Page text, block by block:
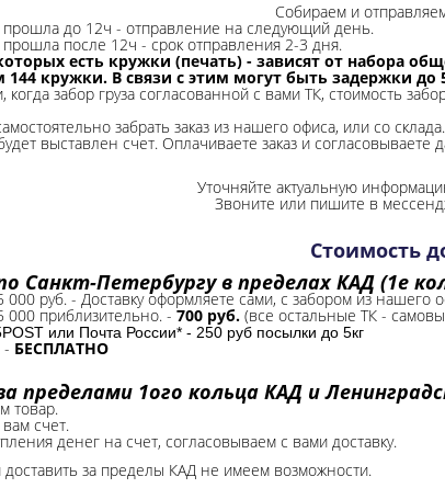
Собираем и
прошла до 12ч - отправление на следующий день.
прошла после 12ч - срок отправления 2-3 дня.
есть кружки (печать) - зависят от набора
144 кружки. В связи с этим могут быть задержки до
когда забор груза согласованной с вами ТК, стоимость
забрать заказ из нашего офиса, или со склада.
выставлен счет. Оплачиваете заказ и согласовываете
Уточняйте актуальную
Звоните или пишите в
Стоимость
Санкт-Петербургу в пределах КАД (1е
000 руб. - Доставку оформляете сами, с забором из нашего
000 приблизительно. - 700 руб. (все остальные ТК -
или Почта России* - 250 руб посылки до 5кг
- БЕСПЛАТНО
пределами 1ого кольца КАД и
товар.
счет.
денег на счет, согласовываем с вами доставку.
за пределы КАД не имеем возможности.​